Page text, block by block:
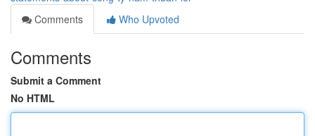
Comments
Who Upvoted
Comments
Submit a Comment
No HTML